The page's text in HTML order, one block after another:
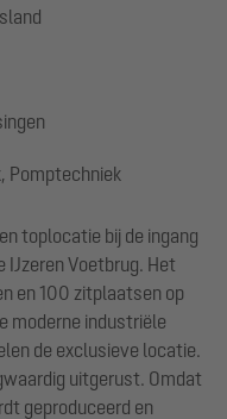
Pomptechniek
toplocatie bij de ingang
IJzeren Voetbrug. Het
en 100 zitplaatsen op
moderne industriële
de exclusieve locatie.
uitgerust. Omdat
geproduceerd en